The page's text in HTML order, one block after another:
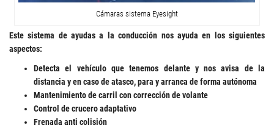
Cámaras sistema Eyesight
Este sistema de ayudas a la conducción nos ayuda en los siguientes
aspectos:
Detecta el vehículo que tenemos delante y nos avisa de la
distancia y en caso de atasco, para y arranca de forma autónoma
Mantenimiento de carril con corrección de volante
Control de crucero adaptativo
Frenada anti colisión